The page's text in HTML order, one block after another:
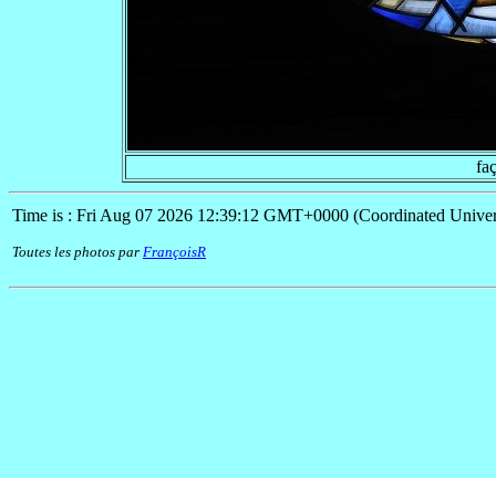
Time is : Fri Aug 07 2026 12:39:12 GMT+0000 (Coordinated
Toutes les photos par FrançoisR